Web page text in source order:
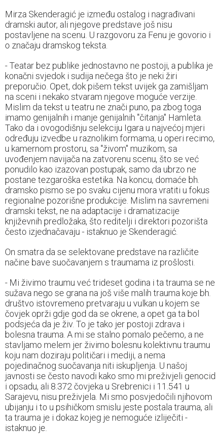
Mirza Skenderagić je između ostalog i nagrađivani
dramski autor, ali njegove predstave još nisu
postavljene na scenu. U razgovoru za Fenu je govorio i
o značaju dramskog teksta.
- Teatar bez publike jednostavno ne postoji, a publika je
konačni svjedok i sudija nečega što je neki žiri
preporučio. Opet, dok pišem tekst uvijek ga zamišljam
na sceni i nekako stvaram njegove moguće verzije.
Mislim da tekst u teatru ne znači puno, pa zbog toga
imamo genijalnih i manje genijalnih "čitanja" Hamleta.
Tako da i ovogodišnju selekciju Igara u najvećoj mjeri
određuju izvedbe u raznolikim formama, u operi recimo,
u kamernom prostoru, sa "živom" muzikom, sa
uvođenjem navijača na zatvorenu scenu, što se već
ponudilo kao izazovan postupak, samo da ubrzo ne
postane tezgaroška estetika. Na koncu, domaće bh.
dramsko pismo se po svaku cijenu mora vratiti u fokus
regionalne pozorišne produkcije. Mislim na savremeni
dramski tekst, ne na adaptacije i dramatizacije
književnih predložaka, što reditelji i direktori pozorišta
često izjednačavaju - istaknuo je Skenderagić.
On smatra da se selektovane predstave na različite
načine bave suočavanjem s traumama iz prošlosti.
- Mi živimo traumu već trideset godina i ta trauma se ne
sužava nego se grana na još više malih trauma koje bh.
društvo istovremeno pretvaraju u vulkan u kojem se
čovjek oprži gdje god da se okrene, a opet ga ta bol
podsjeća da je živ. To je tako jer postoji zdrava i
bolesna trauma. A mi se stalno pomalo pečemo, a ne
stavljamo melem jer živimo bolesnu kolektivnu traumu
koju nam doziraju političari i mediji, a nema
pojedinačnog suočavanja niti iskupljenja. U našoj
javnosti se često navodi kako smo mi preživjeli genocid
i opsadu, ali 8.372 čovjeka u Srebrenici i 11.541 u
Sarajevu, nisu preživjela. Mi smo posvjedočili njihovom
ubijanju i to u psihičkom smislu jeste postala trauma, ali
ta trauma je i dokaz kojeg je nemoguće izliječiti -
istaknuo je.